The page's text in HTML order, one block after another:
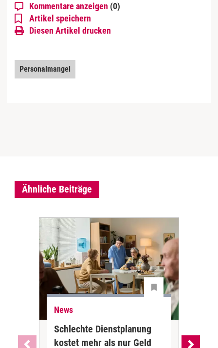
Kommentare anzeigen (0)
Artikel speichern
Diesen Artikel drucken
Personalmangel
Ähnliche Beiträge
News
Schlechte Dienstplanung
kostet mehr als nur Geld